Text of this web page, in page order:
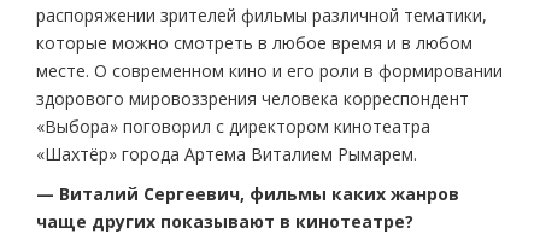
распоряжении зрителей фильмы различной тематики,
которые можно смотреть в любое время и в любом
месте. О современном кино и его роли в формировании
здорового мировоззрения человека корреспондент
«Выбора» поговорил с директором кинотеатра
«Шахтёр» города Артема Виталием Рымарем.
— Виталий Сергеевич, фильмы каких жанров
чаще других показывают в кинотеатре?